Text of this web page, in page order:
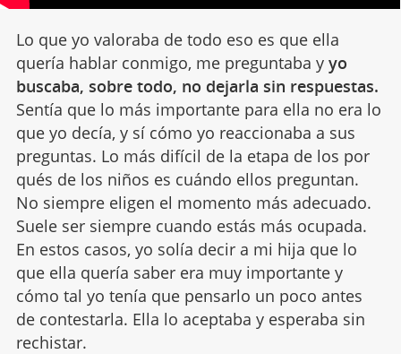
Lo que yo valoraba de todo eso es que ella
quería hablar conmigo, me preguntaba yyo
buscaba, sobre todo, no dejarla sin respuestas.
Sentía que lo más importante para ella no era lo
que yo decía, y sí cómo yo reaccionaba a sus
preguntas. Lo más difícil de la etapa de los por
qués de los niños es cuándo ellos preguntan.
No siempre eligen el momento más adecuado.
Suele ser siempre cuando estás más ocupada.
En estos casos, yo solía decir a mi hija que lo
que ella quería saber era muy importante y
cómo tal yo tenía que pensarlo un poco antes
de contestarla. Ella lo aceptaba y esperaba sin
rechistar.